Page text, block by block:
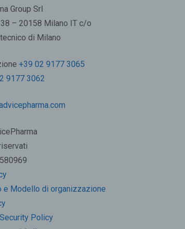
Group Srl
– 20158 Milano IT c/o
di Milano
+39 02 9177 3065
9177 3062
e Modello di organizzazione
Policy